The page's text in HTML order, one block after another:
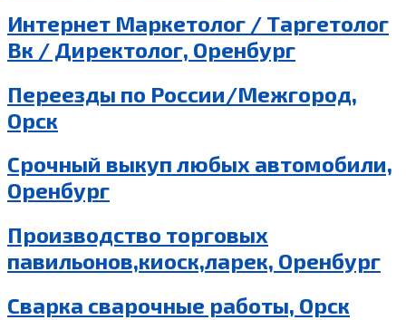
Интернет Маркетолог / Таргетолог
Вк / Директолог, Оренбург
Переезды по России/Межгород,
Орск
Срочный выкуп любых автомобили,
Оренбург
Производство торговых
павильонов,киоск,ларек, Оренбург
Сварка сварочные работы, Орск